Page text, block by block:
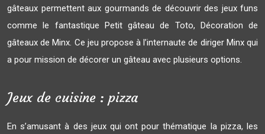
gâteaux permettent aux gourmands de découvrir des jeux funs
comme le fantastique Petit gâteau de Toto, Décoration de
gâteaux de Minx. Ce jeu propose à l’internaute de diriger Minx qui
a pour mission de décorer un gâteau avec plusieurs options.
Jeux de cuisine : pizza
En s’amusant à des jeux qui ont pour thématique la pizza, les